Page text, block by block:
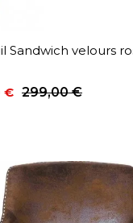
Sandwich velours
€base
299,00 €